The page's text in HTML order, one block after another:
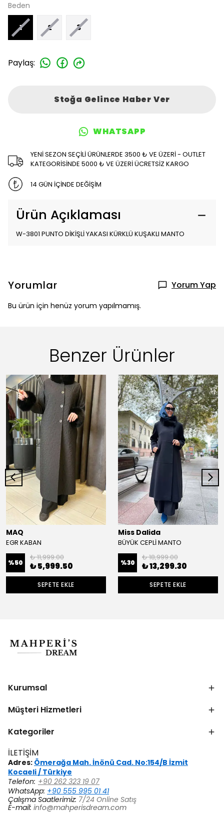
Beden
1 2 3
Paylaş:
Stoğa Gelince Haber Ver
WHATSAPP
YENİ SEZON SEÇİLİ ÜRÜNLERDE 3500 ₺ VE ÜZERİ - OUTLET
KATEGORİSİNDE 5000 ₺ VE ÜZERİ ÜCRETSİZ KARGO
14 GÜN İÇİNDE DEĞİŞİM
Ürün Açıklaması
W-3801 PUNTO DİKİŞLİ YAKASI KÜRKLÜ KUŞAKLI MANTO
Yorumlar Yorum Yap
Bu ürün için henüz yorum yapılmamış.
Benzer Ürünler
MAQ
EGR KABAN
%50
₺ 11,999.00
₺ 5,999.50
SEPETE EKLE
Miss Dalida
BÜYÜK CEPLİ MANTO
%30
₺ 18,999.00
₺ 13,299.30
SEPETE EKLE
Kurumsal
Müşteri Hizmetleri
Kategoriler
İLETİŞİM
Adres: Ömerağa Mah. İnönü Cad. No:154/B İzmit
Kocaeli / Türkiye
Telefon: +90 262 323 19 07
WhatsApp: +90 555 995 01 41
Çalışma Saatlerimiz: 7/24 Online Satış
E-mail: info@mahperisdream.com